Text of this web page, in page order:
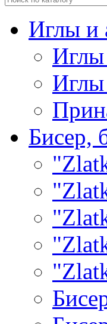
Иглы и
Бисер,